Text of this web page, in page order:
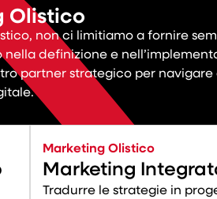
Olistico
non ci limitiamo a fornire
definizione e
partner strategico per navigare
Marketing Olistico
Marketing
Tradurre le strategie in